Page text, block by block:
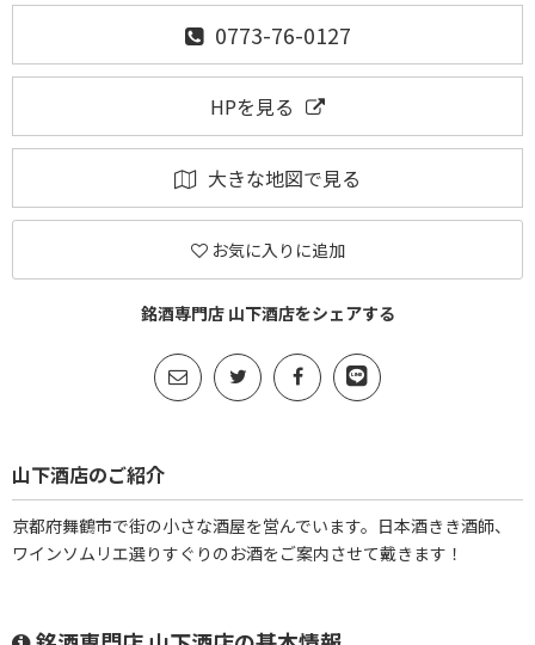
0773-76-0127
HPを見る
大きな地図で見る
お気に入りに追加
銘酒専門店 山下酒店をシェアする
山下酒店のご紹介
京都府舞鶴市で街の小さな酒屋を営んでいます。日本酒きき酒師、
ワインソムリエ選りすぐりのお酒をご案内させて戴きます！